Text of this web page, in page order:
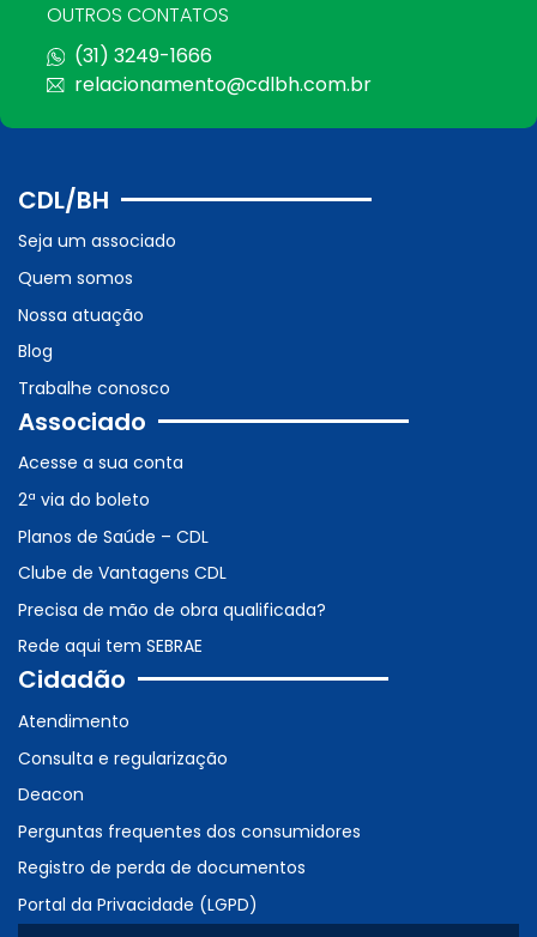
OUTROS CONTATOS
(31) 3249-1666
relacionamento@cdlbh.com.br
CDL/BH
Seja um associado
Quem somos
Nossa atuação
Blog
Trabalhe conosco
Associado
Acesse a sua conta
2ª via do boleto
Planos de Saúde – CDL
Clube de Vantagens CDL
Precisa de mão de obra qualificada?
Rede aqui tem SEBRAE
Cidadão
Atendimento
Consulta e regularização
Deacon
Perguntas frequentes dos consumidores
Registro de perda de documentos
Portal da Privacidade (LGPD)